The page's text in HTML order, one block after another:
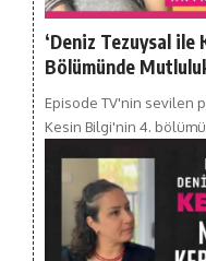
‘Deniz Tezuysal ile
Bölümünde
Episode TV'nin sevilen
Kesin Bilgi'nin 4.